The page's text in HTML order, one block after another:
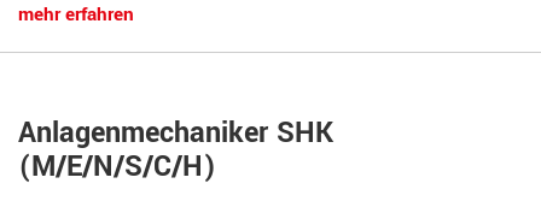
mehr erfahren
Anlagenmechaniker SHK
(M/E/N/S/C/H)